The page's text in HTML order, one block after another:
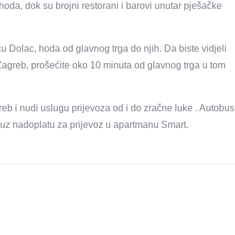
dok su brojni restorani i barovi unutar pješačke
Dolac, hoda od glavnog trga do njih. Da biste vidjeli
prošećite oko 10 minuta od glavnog trga u tom
i nudi uslugu prijevoza od i do zračne luke . Autobus
nadoplatu za prijevoz u apartmanu Smart.